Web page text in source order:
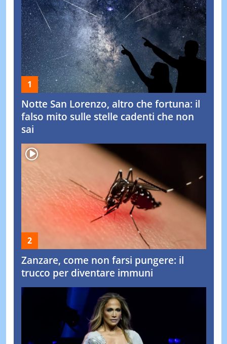
Notte San Lorenzo, altro che fortuna: il
falso mito sulle stelle cadenti che non
sai
Zanzare, come non farsi pungere: il
trucco per diventare immuni